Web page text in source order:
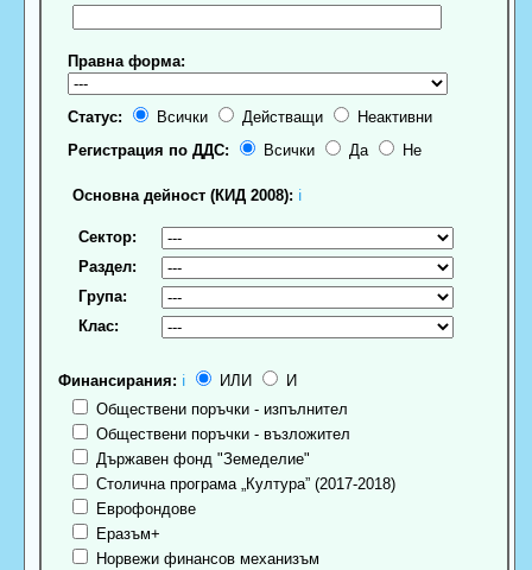
Правна форма:
Статус: Всички Действащи
Неактивни
Регистрация по ДДС:
Всички Да Не
Основна дейност (КИД 2008): ℹ
Сектор:
Раздел:
Група:
Клас:
Финансирания: ℹ ИЛИ
И
Обществени поръчки - изпълнител
Обществени поръчки - възложител
Държавен фонд "Земеделие"
Столична програма „Култура” (2017-2018)
Еврофондове
Еразъм+
Норвежи финансов механизъм